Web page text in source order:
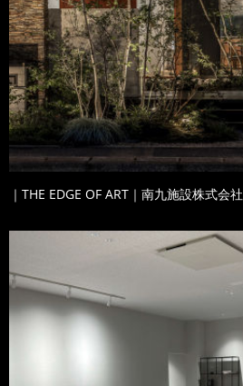
｜THE EDGE OF ART｜南九施設株式会社